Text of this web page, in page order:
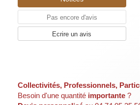
Pas encore d'avis
Ecrire un avis
Collectivités, Professionnels,
Besoin d'une quantité importante?